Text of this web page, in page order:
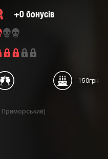
+0 бонусів
-150грн
Приморський)